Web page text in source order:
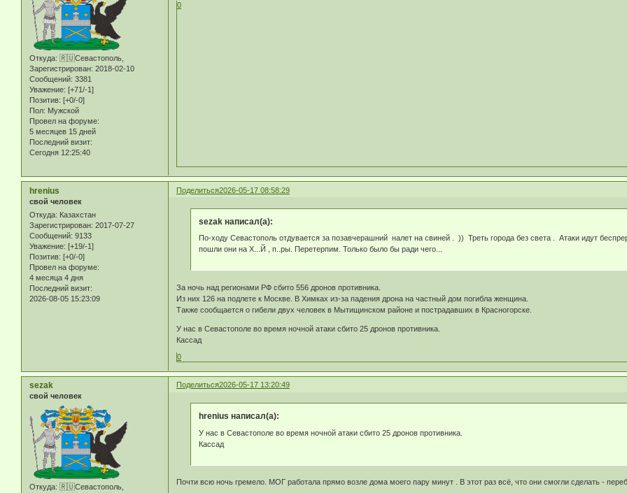
Откуда: 🇷🇺Севастополь,
Зарегистрирован: 2018-02-10
Сообщений: 3381
Уважение: [+71/-1]
Позитив: [+0/-0]
Пол: Мужской
Провел на форуме:
5 месяцев 15 дней
Последний визит:
Сегодня 12:25:40
0
Поделиться2026-05-17 08:58:29
hrenius
свой человек
Откуда: Казахстан
Зарегистрирован: 2017-07-27
Сообщений: 9133
Уважение: [+19/-1]
Позитив: [+0/-0]
Провел на форуме:
4 месяца 4 дня
Последний визит:
2026-08-05 15:23:09
sezak написал(а):
По-ходу Севастополь отдувается за позавчерашний налет на свиней . )) Треть города без света . Атаки идут
пошли они на Х...Й , п..ры. Перетерпим. Только было бы ради чего...
За ночь над регионами РФ сбито 556 дронов противника.
Из них 126 на подлете к Москве. В Химках из-за падения дрона на частный дом погибла женщина.
Также сообщается о гибели двух человек в Мытищинском районе и пострадавших в Красногорске.
У нас в Севастополе во время ночной атаки сбито 25 дронов противника.
Кассад
0
Поделиться2026-05-17 13:20:49
sezak
свой человек
Откуда: 🇷🇺Севастополь,
hrenius написал(а):
У нас в Севастополе во время ночной атаки сбито 25 дронов противника.
Кассад
Почти всю ночь гремело. МОГ работала прямо возле дома моего пару минут . В этот раз всё, что они смогли сделать -